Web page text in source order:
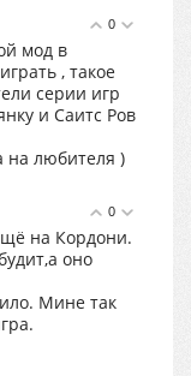
0
мод в
, такое
серии игр
и Саитс Ров
на любителя )
0
на Кордони.
оно
Мине так